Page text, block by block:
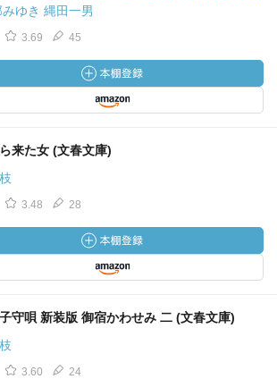
ゆき 縄田一男
3.69 45
来た女 (文春文庫)
3.48 28
守唄 新装版 御宿かわせみ 二 (文春文庫)
3.60 24